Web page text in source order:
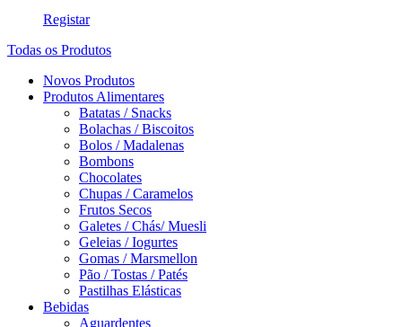
Registar
Todas os Produtos
Novos Produtos
Produtos Alimentares
Batatas / Snacks
Bolachas / Biscoitos
Bolos / Madalenas
Bombons
Chocolates
Chupas / Caramelos
Frutos Secos
Galetes / Chás/ Muesli
Geleias / Iogurtes
Gomas / Marsmellon
Pão / Tostas / Patés
Pastilhas Elásticas
Bebidas
Aguardentes